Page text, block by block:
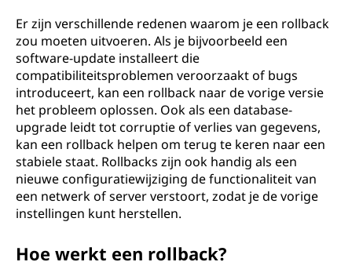
Er zijn verschillende redenen waarom je een rollback
zou moeten uitvoeren. Als je bijvoorbeeld een
software-update installeert die
compatibiliteitsproblemen veroorzaakt of bugs
introduceert, kan een rollback naar de vorige versie
het probleem oplossen. Ook als een database-
upgrade leidt tot corruptie of verlies van gegevens,
kan een rollback helpen om terug te keren naar een
stabiele staat. Rollbacks zijn ook handig als een
nieuwe configuratiewijziging de functionaliteit van
een netwerk of server verstoort, zodat je de vorige
instellingen kunt herstellen.
Hoe werkt een rollback?